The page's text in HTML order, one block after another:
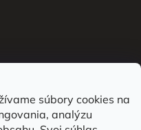
súbory cookies na
analýzu
topánky podľa